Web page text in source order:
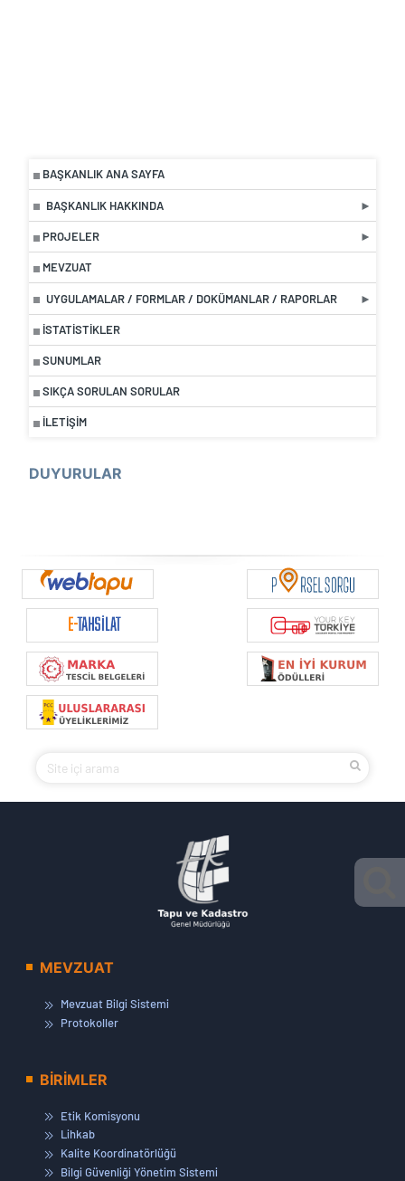
BAŞKANLIK ANA SAYFA
BAŞKANLIK HAKKINDA
PROJELER
MEVZUAT
UYGULAMALAR / FORMLAR / DOKÜMANLAR / RAPORLAR
İSTATISTIKLER
SUNUMLAR
SIKÇA SORULAN SORULAR
İLETIŞIM
DUYURULAR
MEVZUAT
Mevzuat Bilgi Sistemi
Protokoller
BİRİMLER
Etik Komisyonu
Lihkab
Kalite Koordinatörlüğü
Bilgi Güvenliği Yönetim Sistemi